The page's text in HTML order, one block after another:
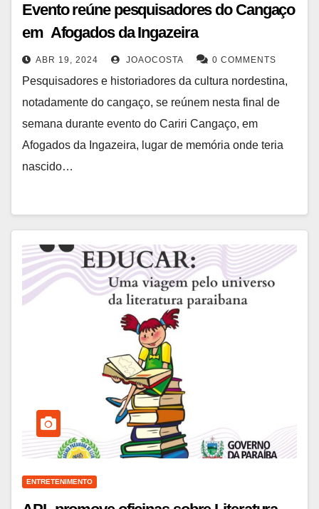
Evento reúne pesquisadores do Cangaço
em Afogados da Ingazeira
ABR 19, 2024 JOAOCOSTA 0 COMMENTS
Pesquisadores e historiadores da cultura nordestina,
notadamente do cangaço, se reúnem nesta final de
semana durante evento do Cariri Cangaço, em
Afogados da Ingazeira, lugar de memória onde teria
nascido…
ENTRETENIMENTO